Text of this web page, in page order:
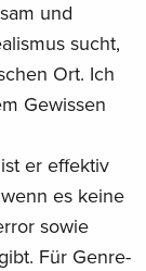
und
sucht,
Ort. Ich
Gewissen
er effektiv
es keine
sowie
Für Genre-